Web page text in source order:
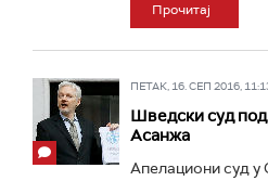
Прочитај
ПЕТАК, 16. СЕП 2016,
Шведски суд
Асанжа
Апелациони суд у